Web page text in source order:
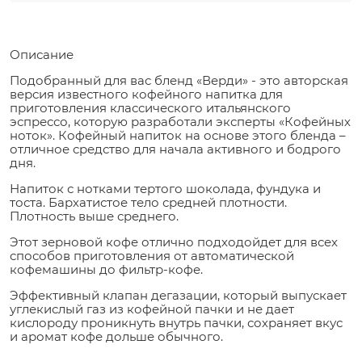
Описание
Подобранный для вас бленд «Верди» - это авторская
версия известного кофейного напитка для
приготовления классического итальянского
эспрессо, которую разработали эксперты «Кофейных
ноток». Кофейный напиток на основе этого бленда –
отличное средство для начала активного и бодрого
дня.
Напиток с нотками тертого шоколада, фундука и
тоста. Бархатистое тело средней плотности.
Плотность выше среднего.
Этот зерновой кофе отлично подходойдет для всех
способов приготовления от автоматической
кофемашины до фильтр-кофе.
Эффективный клапан дегазации, который выпускает
углекислый газ из кофейной пачки и не дает
кислороду проникнуть внутрь пачки, сохраняет вкус
и аромат кофе дольше обычного.